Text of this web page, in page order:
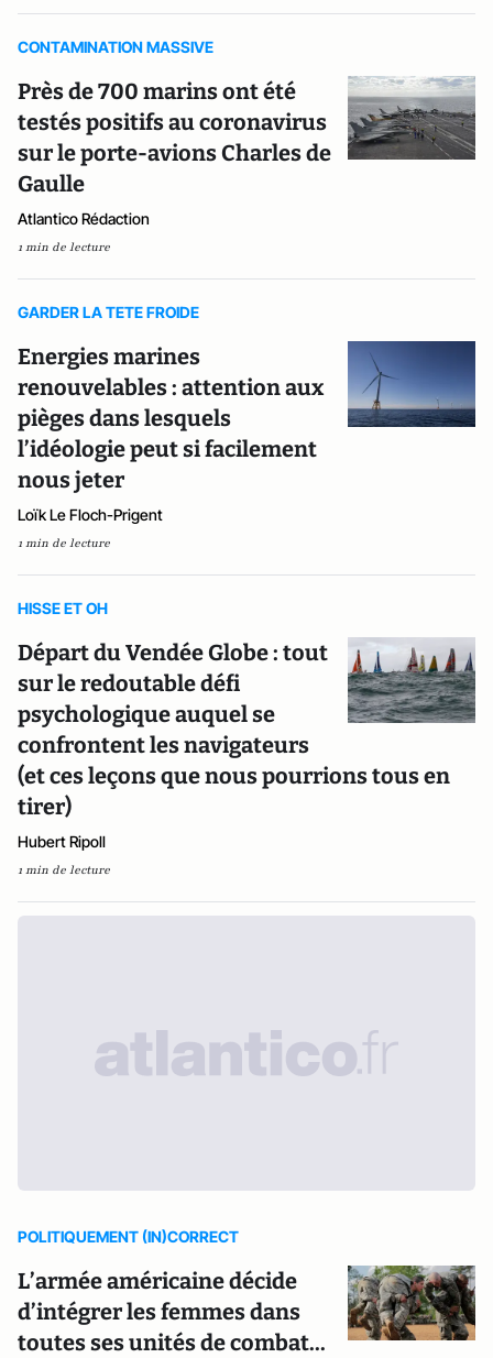
CONTAMINATION MASSIVE
Près de 700 marins ont été
testés positifs au coronavirus
sur le porte-avions Charles de
Gaulle
Atlantico Rédaction
1 min de lecture
GARDER LA TETE FROIDE
Energies marines
renouvelables : attention aux
pièges dans lesquels
l’idéologie peut si facilement
nous jeter
Loïk Le Floch-Prigent
1 min de lecture
HISSE ET OH
Départ du Vendée Globe : tout
sur le redoutable défi
psychologique auquel se
confrontent les navigateurs
(et ces leçons que nous pourrions tous en
tirer)
Hubert Ripoll
1 min de lecture
POLITIQUEMENT (IN)CORRECT
L’armée américaine décide
d’intégrer les femmes dans
toutes ses unités de combat...